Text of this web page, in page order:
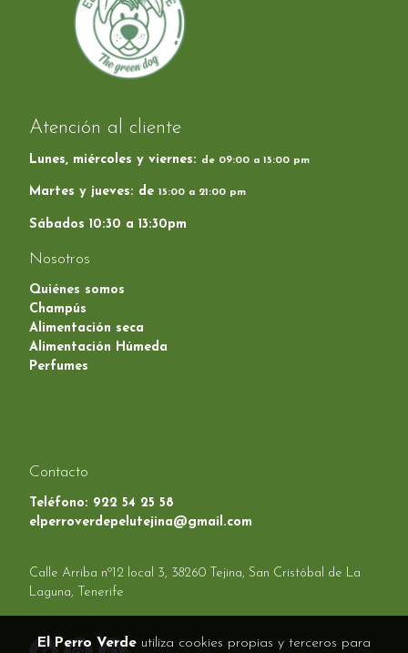
Atención al cliente
Lunes, miércoles y viernes: de 09:00 a 15:00 pm
Martes y jueves: de 15:00 a 21:00 pm
Sábados 10:30 a 13:30pm
Nosotros
Quiénes somos
Champús
Alimentación seca
Alimentación Húmeda
Perfumes
Contacto
Teléfono: 922 54 25 58
elperroverdepelutejina@gmail.com
Calle Arriba nº12 local 3, 38260 Tejina, San Cristóbal de La
Laguna, Tenerife
El Perro Verde utiliza cookies propias y terceros para